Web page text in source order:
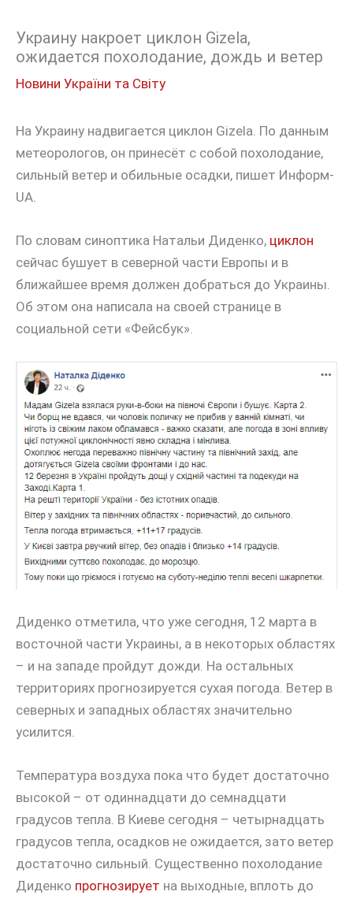
Украину накроет циклон Gizela,
ожидается похолодание, дождь и ветер
Новини України та Світу
На Украину надвигается циклон Gizela. По данным
метеорологов, он принесёт с собой похолодание,
сильный ветер и обильные осадки, пишет Информ-
UA.
По словам синоптика Натальи Диденко, циклон
сейчас бушует в северной части Европы и в
ближайшее время должен добраться до Украины.
Об этом она написала на своей странице в
социальной сети «Фейсбук».
Диденко отметила, что уже сегодня, 12 марта в
восточной части Украины, а в некоторых областях
– и на западе пройдут дожди. На остальных
территориях прогнозируется сухая погода. Ветер в
северных и западных областях значительно
усилится.
Температура воздуха пока что будет достаточно
высокой – от одиннадцати до семнадцати
градусов тепла. В Киеве сегодня – четырнадцать
градусов тепла, осадков не ожидается, зато ветер
достаточно сильный. Существенно похолодание
Диденко прогнозирует на выходные, вплоть до